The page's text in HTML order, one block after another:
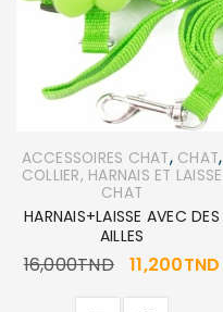
ACCESSOIRES CHAT, CHAT,
COLLIER, HARNAIS ET LAISSE
CHAT
HARNAIS+LAISSE AVEC DES
AILLES
16,000TND 11,200TND